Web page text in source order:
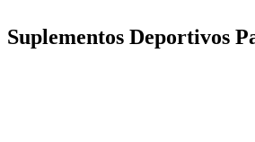
Suplementos Deportivos